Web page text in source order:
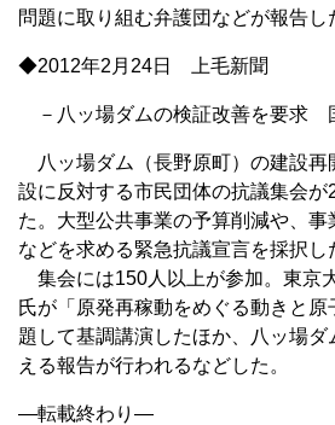
問題に取り組む弁護団などが報告し
◆2012年2月24日 上毛新聞
－八ッ場ダムの検証改善を要求
八ッ場ダム（長野原町）の建設再
設に反対する市民団体の抗議集会
た。大型公共事業の予算削減や、
などを求める緊急抗議宣言を採択し
集会には150人以上が参加。東京
氏が「原発再稼動をめぐる動きと原
題して基調講演したほか、八ッ場
える報告が行われるなどした。
—転載終わり—